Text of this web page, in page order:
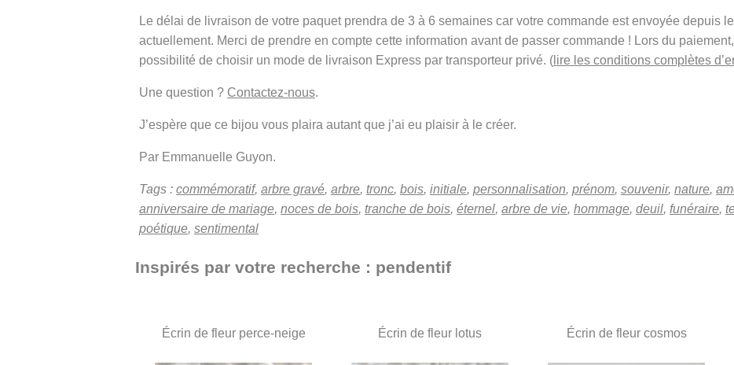
Le délai de livraison de votre paquet prendra de 3 à 6 semaines car votre commande est envoyée depuis
actuellement. Merci de prendre en compte cette information avant de passer commande ! Lors du
possibilité de choisir un mode de livraison Express par transporteur privé. ( lire les conditions complètes
Une question ? Contactez-nous.
J’espère que ce bijou vous plaira autant que j’ai eu plaisir à le créer.
Par Emmanuelle Guyon.
Tags : commémoratif, arbre gravé, arbre, tronc, bois, initiale, personnalisation, prénom, souvenir, nature,
anniversaire de mariage, noces de bois, tranche de bois, éternel, arbre de vie, hommage, deuil, funéraire,
poétique, sentimental
Inspirés par votre recherche : pendentif
Écrin de fleur perce-neige Écrin de fleur lotus Écrin de fleur cosmos